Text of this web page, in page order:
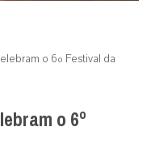
o 6º Festival da
o 6º